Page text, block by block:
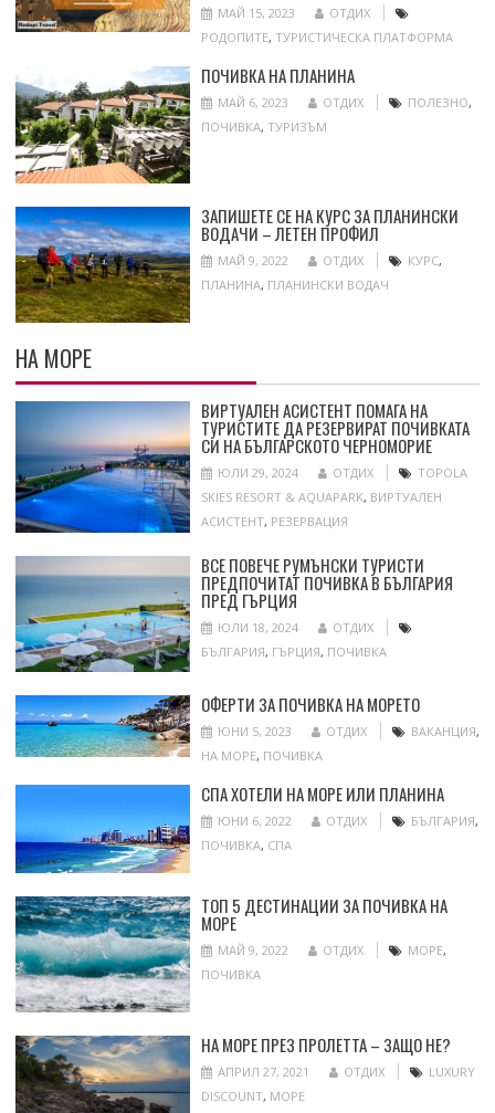
МАЙ 15, 2023
ОТДИХ
РОДОПИТЕ, ТУРИСТИЧЕСКА ПЛАТФОРМА
ПОЧИВКА НА ПЛАНИНА
МАЙ 6, 2023 ОТДИХ ПОЛЕЗНО,
ПОЧИВКА, ТУРИЗЪМ
ЗАПИШЕТЕ СЕ НА КУРС ЗА ПЛАНИНСКИ
ВОДАЧИ – ЛЕТЕН ПРОФИЛ
МАЙ 9, 2022 ОТДИХ КУРС,
ПЛАНИНА, ПЛАНИНСКИ ВОДАЧ
НА МОРЕ
ВИРТУАЛЕН АСИСТЕНТ ПОМАГА НА
ТУРИСТИТЕ ДА РЕЗЕРВИРАТ ПОЧИВКАТА
СИ НА БЪЛГАРСКОТО ЧЕРНОМОРИЕ
ЮЛИ 29, 2024 ОТДИХ
TOPOLA
SKIES RESORT & AQUAPARK, ВИРТУАЛЕН
АСИСТЕНТ, РЕЗЕРВАЦИЯ
ВСЕ ПОВЕЧЕ РУМЪНСКИ ТУРИСТИ
ПРЕДПОЧИТАТ ПОЧИВКА В БЪЛГАРИЯ
ПРЕД ГЪРЦИЯ
ЮЛИ 18, 2024
ОТДИХ
БЪЛГАРИЯ, ГЪРЦИЯ, ПОЧИВКА
ОФЕРТИ ЗА ПОЧИВКА НА МОРЕТО
ЮНИ 5, 2023 ОТДИХ ВАКАНЦИЯ,
НА МОРЕ, ПОЧИВКА
СПА ХОТЕЛИ НА МОРЕ ИЛИ ПЛАНИНА
ЮНИ 6, 2022 ОТДИХ БЪЛГАРИЯ,
ПОЧИВКА, СПА
ТОП 5 ДЕСТИНАЦИИ ЗА ПОЧИВКА НА
МОРЕ
МАЙ 9, 2022 ОТДИХ МОРЕ,
ПОЧИВКА
НА МОРЕ ПРЕЗ ПРОЛЕТТА – ЗАЩО НЕ?
АПРИЛ 27, 2021 ОТДИХ
LUXURY
DISCOUNT, МОРЕ